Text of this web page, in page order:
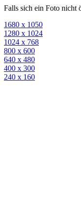
Falls sich ein Foto nicht
1680 x 1050
1280 x 1024
1024 x 768
800 x 600
640 x 480
400 x 300
240 x 160